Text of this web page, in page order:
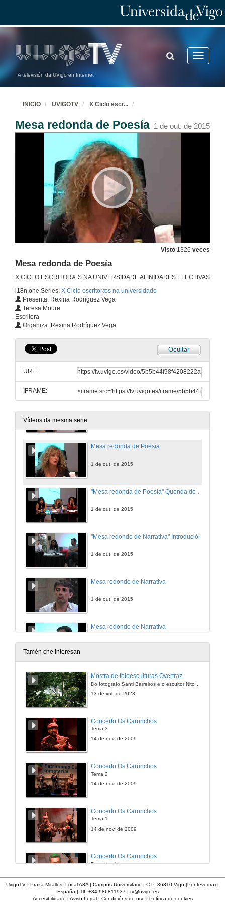
A televisión da UVigo en Internet
Toggle
TOGGLE
SEARCH
INICIO UVIGOTV X Ciclo escr...
Mesa redonda de Poesía 1 de out. de 2015
Visto 1326 veces
Mesa redonda de Poesía
X CICLO ESCRITORÆS NA UNIVERSIDADE AFINIDADES ELECTIVAS
i18n.one.Series: X Ciclo escritoræs na universidade
Presenta: Rexina Rodríguez Vega
Teresa Moure
Escritora
Organiza: Rexina Rodríguez Vega
Ocultar
URL:
IFRAME:
Vídeos da mesma serie
"Mesa redonda de Poesía" Introdución
1 de out. de 2015
Mesa redonda de Poesía
Mesa redonda de Poesía
1 de out. de 2015
1 de out. de 2015
"Mesa redonde de Narrativa" Introdución
1 de out. de 2015
Mesa redonde de Narrativa
1 de out. de 2015
Mesa redonde de Narrativa
1 de out. de 2015
Tamén che interesan
Mostra de fotoesculturas Overtraz
13 de xul. de 2023
Concerto Os Carunchos
Tema 3
14 de nov. de 2009
Concerto Os Carunchos
Tema 2
14 de nov. de 2009
Concerto Os Carunchos
Tema 1
14 de nov. de 2009
Concerto Os Carunchos
Presentación
UvigoTV | Praza Miralles. Local A3A | Campus Universitario | C.P. 36310 Vigo (Pontevedra) |
España | Tlf: +34 986811937 | tv@uvigo.es
Accesibilidade | Aviso Legal| Condicións de uso| Política de cookies